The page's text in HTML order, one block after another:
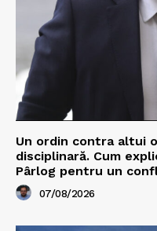
Un ordin contra altui
disciplinară. Cum
Pârlog pentru un
07/08/2026